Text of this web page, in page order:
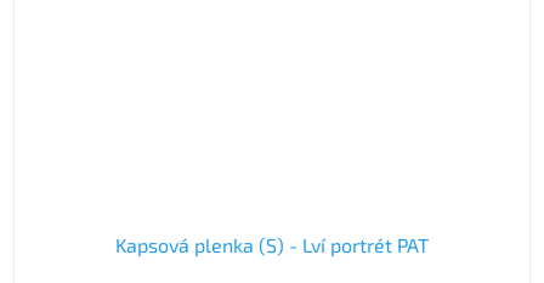
Kapsová plenka (S) - Lví portrét PAT